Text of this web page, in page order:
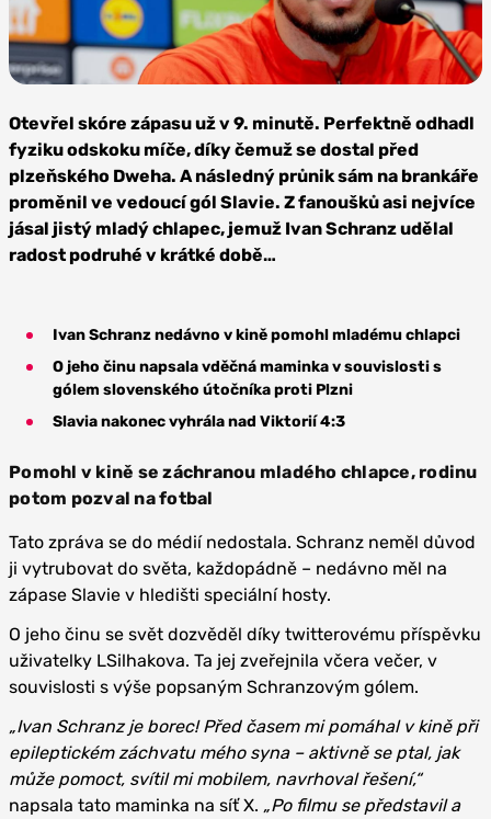
Slavia Praha
Otevřel skóre zápasu už v 9. minutě. Perfektně odhadl
fyziku odskoku míče, díky čemuž se dostal před
plzeňského Dweha. A následný průnik sám na brankáře
proměnil ve vedoucí gól Slavie. Z fanoušků asi nejvíce
jásal jistý mladý chlapec, jemuž Ivan Schranz udělal
radost podruhé v krátké době…
Ivan Schranz nedávno v kině pomohl mladému chlapci
O jeho činu napsala vděčná maminka v souvislosti s
gólem slovenského útočníka proti Plzni
Slavia nakonec vyhrála nad Viktorií 4:3
Pomohl v kině se záchranou mladého chlapce, rodinu
potom pozval na fotbal
Tato zpráva se do médií nedostala. Schranz neměl důvod
ji vytrubovat do světa, každopádně – nedávno měl na
zápase Slavie v hledišti speciální hosty.
O jeho činu se svět dozvěděl díky twitterovému příspěvku
uživatelky LSilhakova. Ta jej zveřejnila včera večer, v
souvislosti s výše popsaným Schranzovým gólem.
„Ivan Schranz je borec! Před časem mi pomáhal v kině při
epileptickém záchvatu mého syna – aktivně se ptal, jak
může pomoct, svítil mi mobilem, navrhoval řešení,“
napsala tato maminka na síť X. „Po filmu se představil a